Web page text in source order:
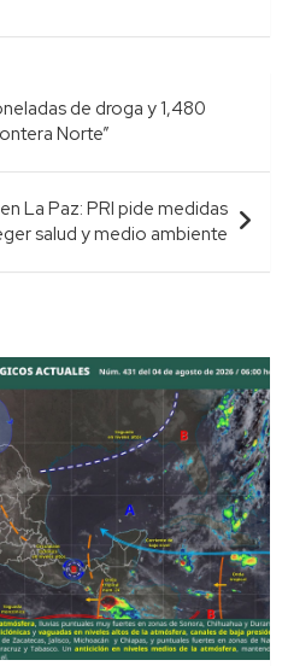
de droga y 1,480
Norte”
La Paz: PRI pide medidas
salud y medio ambiente